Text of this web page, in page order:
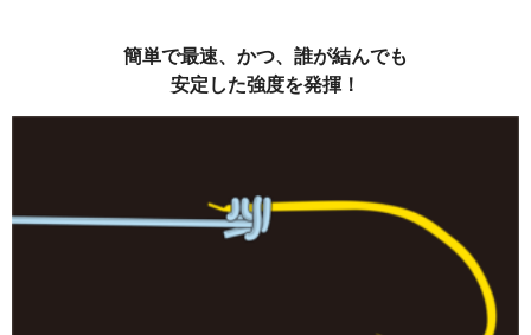
簡単で最速、かつ、誰が結んでも
安定した強度を発揮！